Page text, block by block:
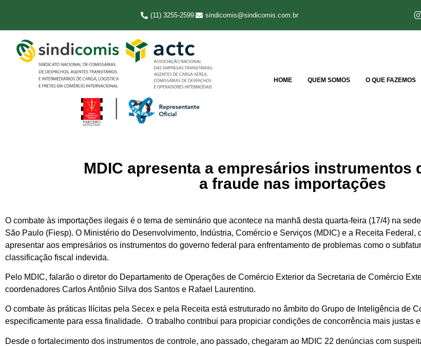
(11) 3255-2599 sindicomis@sindicomis.com.br
HOME QUEM SOMOS O QUE FAZEMOS
MDIC apresenta a empresários instrumentos
a fraude nas importações
O combate às importações ilegais é o tema de seminário que acontece na manhã desta quarta-feira (17/4) na
São Paulo (Fiesp). O Ministério do Desenvolvimento, Indústria, Comércio e Serviços (MDIC) e a Receita Federal,
apresentar aos empresários os instrumentos do governo federal para enfrentamento de problemas como o
classificação fiscal indevida.
Pelo MDIC, falarão o diretor do Departamento de Operações de Comércio Exterior da Secretaria de Comércio
coordenadores Carlos Antônio Silva dos Santos e Rafael Laurentino.
O combate às práticas Ilícitas pela Secex e pela Receita está estruturado no âmbito do Grupo de Inteligência de
especificamente para essa finalidade. O trabalho contribui para propiciar condições de concorrência mais justas
Desde o fortalecimento dos instrumentos de controle, ano passado, chegaram ao MDIC 22 denúncias com